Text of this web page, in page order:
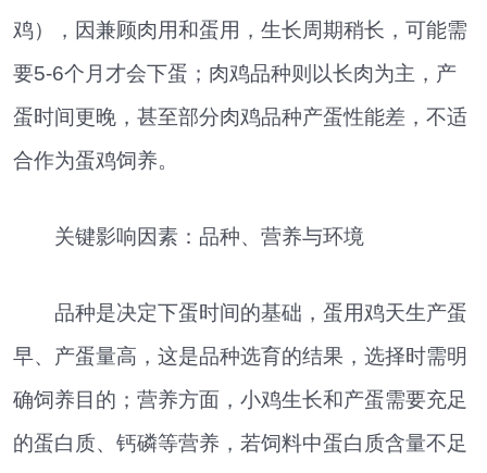
鸡），因兼顾肉用和蛋用，生长周期稍长，可能需
要5-6个月才会下蛋；肉鸡品种则以长肉为主，产
蛋时间更晚，甚至部分肉鸡品种产蛋性能差，不适
合作为蛋鸡饲养。
关键影响因素：品种、营养与环境
品种是决定下蛋时间的基础，蛋用鸡天生产蛋
早、产蛋量高，这是品种选育的结果，选择时需明
确饲养目的；营养方面，小鸡生长和产蛋需要充足
的蛋白质、钙磷等营养，若饲料中蛋白质含量不足